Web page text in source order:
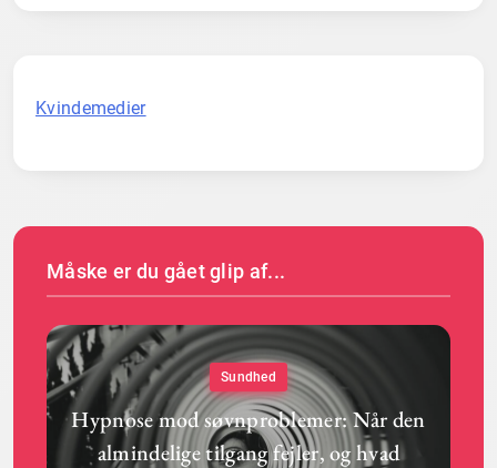
Kvindemedier
Måske er du gået glip af...
Sundhed
Hypnose mod søvnproblemer: Når den
almindelige tilgang fejler, og hvad